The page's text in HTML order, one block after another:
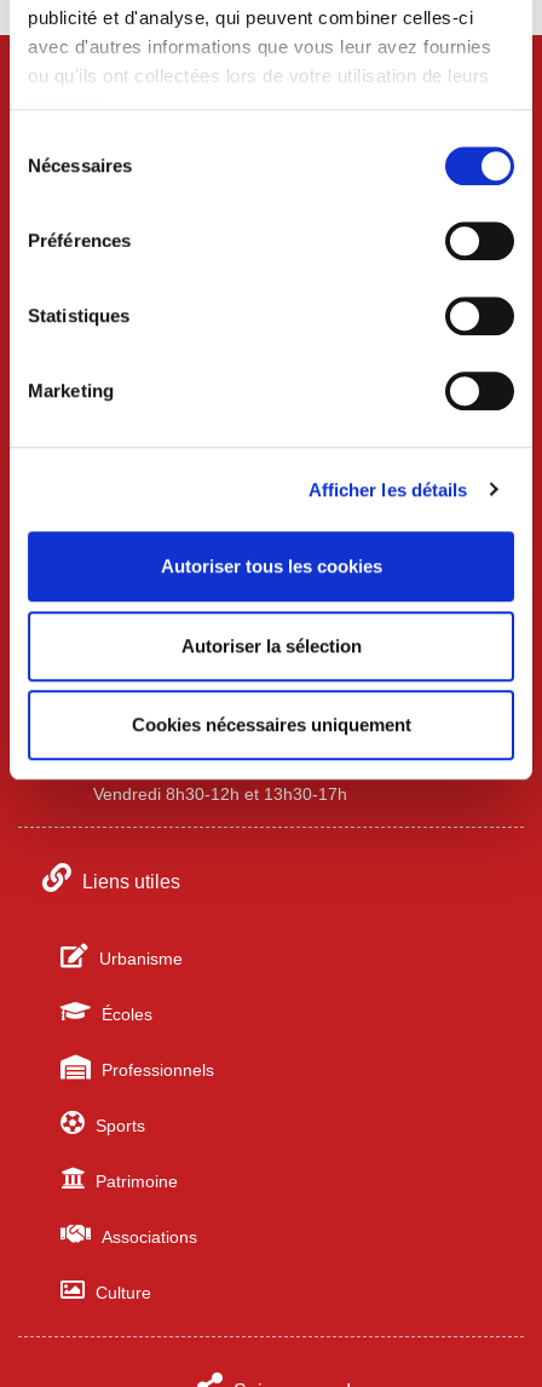
publicité et d'analyse, qui peuvent combiner celles-ci
avec d'autres informations que vous leur avez fournies
ou qu'ils ont collectées lors de votre utilisation de leurs
consentement
Nécessaires
Préférences
Statistiques
Marketing
Afficher les détails
Autoriser tous les cookies
Autoriser la sélection
Cookies nécessaires uniquement
Nous contacter
Jeudi 8h30-12h
Vendredi 8h30-12h et 13h30-17h
Services techniques /urbanisme
Vendredi 8h30-12h et 13h30-17h
Liens utiles
Urbanisme
Écoles
Professionnels
Sports
Patrimoine
Associations
Culture